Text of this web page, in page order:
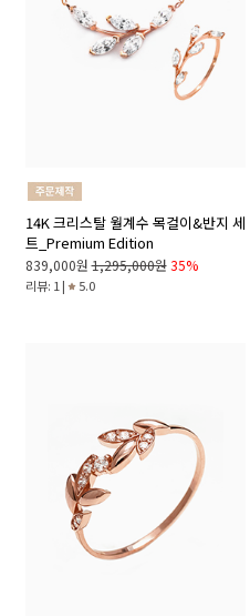
14K 크리스탈 월계수 목걸이&반지 세
트_Premium Edition
839,000원 1,295,000원 35%
리뷰: 1 | 5.0